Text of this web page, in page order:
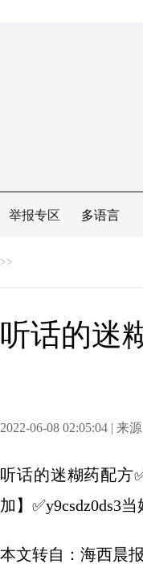
举报专区 多语言
>>
听话的迷
2022-06-08 02:05:04 | 来源
听话的迷糊药配方
加】✅y9csdz0ds3
本文转自：海西晨报